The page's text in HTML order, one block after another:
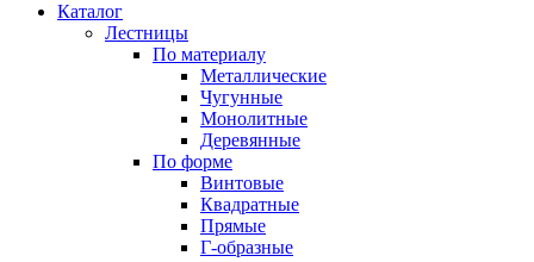
Каталог
Лестницы
По материалу
Металлические
Чугунные
Монолитные
Деревянные
По форме
Винтовые
Квадратные
Прямые
Г-образные